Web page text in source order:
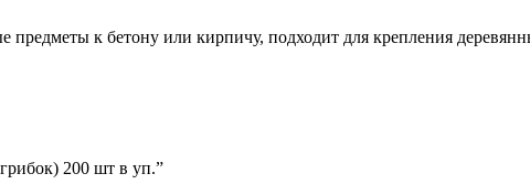
предметы к бетону или кирпичу, подходит для крепления
200 шт в уп.”